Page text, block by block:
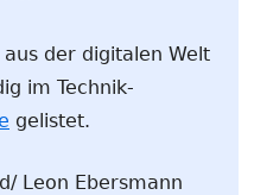
der digitalen Welt
im Technik-
gelistet.
Leon Ebersmann